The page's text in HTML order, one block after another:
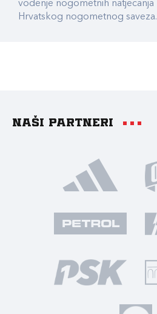
vođenje nogometnih natjecanja
Hrvatskog nogometnog saveza.
Naši partneri